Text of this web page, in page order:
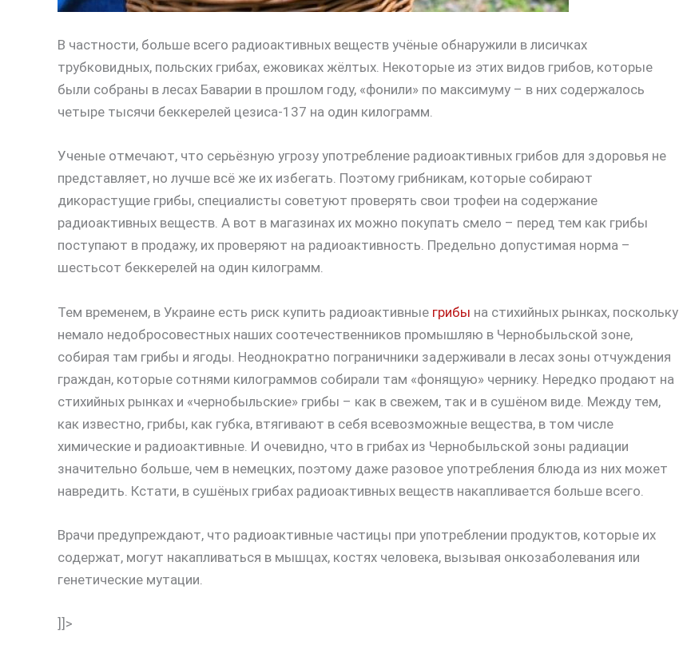
В частности, больше всего радиоактивных веществ учёные обнаружили в лисичках
трубковидных, польских грибах, ежовиках жёлтых. Некоторые из этих видов грибов, которые
были собраны в лесах Баварии в прошлом году, «фонили» по максимуму – в них содержалось
четыре тысячи беккерелей цезиса-137 на один килограмм.
Ученые отмечают, что серьёзную угрозу употребление радиоактивных грибов для здоровья не
представляет, но лучше всё же их избегать. Поэтому грибникам, которые собирают
дикорастущие грибы, специалисты советуют проверять свои трофеи на содержание
радиоактивных веществ. А вот в магазинах их можно покупать смело – перед тем как грибы
поступают в продажу, их проверяют на радиоактивность. Предельно допустимая норма –
шестьсот беккерелей на один килограмм.
Тем временем, в Украине есть риск купить радиоактивные грибы на стихийных рынках, поскольку
немало недобросовестных наших соотечественников промышляю в Чернобыльской зоне,
собирая там грибы и ягоды. Неоднократно пограничники задерживали в лесах зоны отчуждения
граждан, которые сотнями килограммов собирали там «фонящую» чернику. Нередко продают на
стихийных рынках и «чернобыльские» грибы – как в свежем, так и в сушёном виде. Между тем,
как известно, грибы, как губка, втягивают в себя всевозможные вещества, в том числе
химические и радиоактивные. И очевидно, что в грибах из Чернобыльской зоны радиации
значительно больше, чем в немецких, поэтому даже разовое употребления блюда из них может
навредить. Кстати, в сушёных грибах радиоактивных веществ накапливается больше всего.
Врачи предупреждают, что радиоактивные частицы при употреблении продуктов, которые их
содержат, могут накапливаться в мышцах, костях человека, вызывая онкозаболевания или
генетические мутации.
]]>